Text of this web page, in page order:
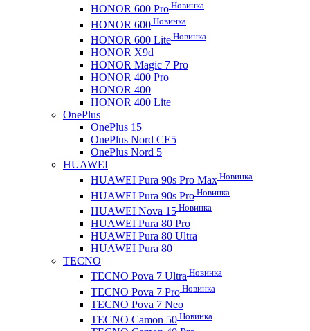
HONOR 600 Pro Новинка
HONOR 600 Новинка
HONOR 600 Lite Новинка
HONOR X9d
HONOR Magic 7 Pro
HONOR 400 Pro
HONOR 400
HONOR 400 Lite
OnePlus
OnePlus 15
OnePlus Nord CE5
OnePlus Nord 5
HUAWEI
HUAWEI Pura 90s Pro Max Новинка
HUAWEI Pura 90s Pro Новинка
HUAWEI Nova 15 Новинка
HUAWEI Pura 80 Pro
HUAWEI Pura 80 Ultra
HUAWEI Pura 80
TECNO
TECNO Pova 7 Ultra Новинка
TECNO Pova 7 Pro Новинка
TECNO Pova 7 Neo
TECNO Camon 50 Новинка